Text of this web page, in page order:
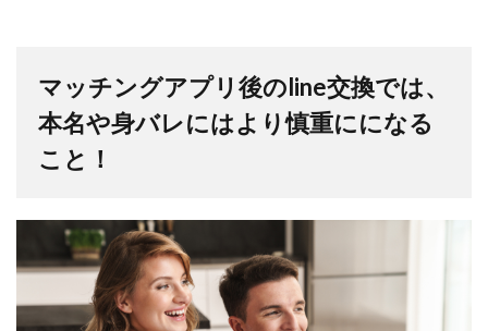
マッチングアプリ後のline交換では、
本名や身バレにはより慎重にになる
こと！